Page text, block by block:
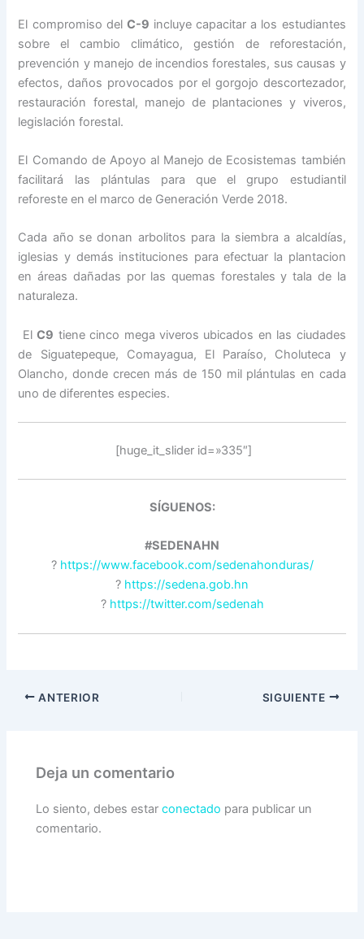
El compromiso del C-9 incluye capacitar a los estudiantes
sobre el cambio climático, gestión de reforestación,
prevención y manejo de incendios forestales, sus causas y
efectos, daños provocados por el gorgojo descortezador,
restauración forestal, manejo de plantaciones y viveros,
legislación forestal.
El Comando de Apoyo al Manejo de Ecosistemas también
facilitará las plántulas para que el grupo estudiantil
reforeste en el marco de Generación Verde 2018.
Cada año se donan arbolitos para la siembra a alcaldías,
iglesias y demás instituciones para efectuar la plantacion
en áreas dañadas por las quemas forestales y tala de la
naturaleza.
ElC9 tiene cinco mega viveros ubicados en las ciudades
de Siguatepeque, Comayagua, El Paraíso, Choluteca y
Olancho, donde crecen más de 150 mil plántulas en cada
uno de diferentes especies.
[huge_it_slider id=»335″]
SÍGUENOS:
#SEDENAHN
? https://www.facebook.com/sedenahonduras/
? https://sedena.gob.hn
? https://twitter.com/sedenah
ANTERIOR SIGUIENTE
Deja un comentario
Lo siento, debes estarconectado para publicar un
comentario.